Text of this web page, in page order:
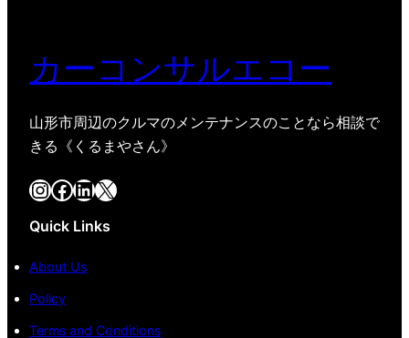
カーコンサルエコー
山形市周辺のクルマのメンテナンスのことなら相談で
きる《くるまやさん》
InstagramFacebook LinkedIn X
Quick Links
About Us
Policy
Terms and Conditions